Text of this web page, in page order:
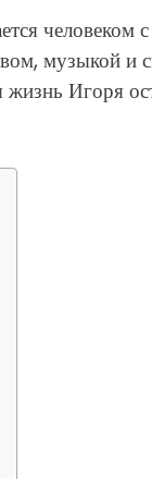
человеком
музыкой
Игоря